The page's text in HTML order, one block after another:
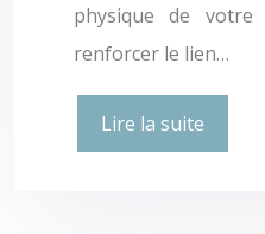
physique de
renforcer le lien…
Lire la suite